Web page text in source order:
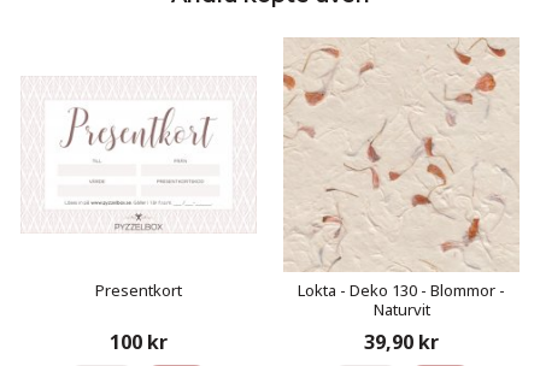
Presentkort
100 kr
Lokta - Deko 130 - Blommor -
Naturvit
39,90 kr